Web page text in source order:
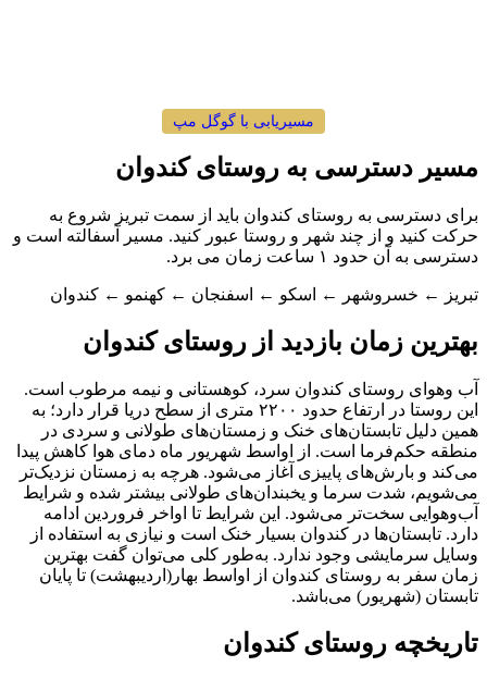
مسیریابی با گوگل مپ
مسیر دسترسی به روستای کندوان
برای دسترسی به روستای کندوان باید از سمت تبریز شروع به
حرکت کنید و از چند شهر و روستا عبور کنید. مسیر آسفالته است و
دسترسی به آن حدود ۱ ساعت زمان می برد.
تبریز ← خسروشهر ← اسکو ← اسفنجان ← کهنمو ← کندوان
بهترین زمان بازدید از روستای کندوان
آب وهوای روستای کندوان سرد، کوهستانی و نیمه مرطوب است.
این روستا در ارتفاع حدود ۲۲۰۰ متری از سطح دریا قرار دارد؛ به
همین دلیل تابستان‌های خنک و زمستان‌های طولانی و سردی در
منطقه حکم‌فرما است. از اواسط شهریور ماه دمای هوا کاهش پیدا
می‌کند و بارش‌های پاییزی آغاز می‌شود. هرچه به زمستان نزدیک‌تر
می‌شویم، شدت سرما و یخبندان‌های طولانی بیشتر شده و شرایط
آب‌وهوایی سخت‌تر می‌شود. این شرایط تا اواخر فروردین ادامه
دارد. تابستان‌ها در کندوان بسیار خنک است و نیازی به استفاده از
وسایل سرمایشی وجود ندارد. به‌طور کلی می‌توان گفت بهترین
زمان سفر به روستای کندوان از اواسط بهار(اردیبهشت) تا پایان
تابستان (شهریور) می‌باشد.
تاریخچه روستای کندوان